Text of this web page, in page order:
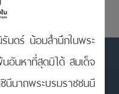
นดร์ น้อมสำนึกในพระ
นหาที่สุดมิได้ สมเด็จ
นีนาถพระบรมราชชนนี